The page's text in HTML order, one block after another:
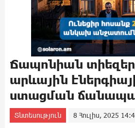
Ճապոնիան
արևային
ստացման
Տնտեսություն 8 Հուլիս, 2025